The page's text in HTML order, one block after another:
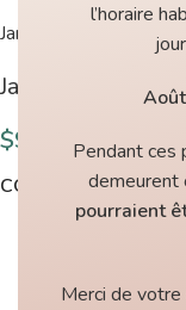
l’horaire
Août
Pendant ces
demeurent
pourraient
Merci de
Jamieson’s of Shetland
Jamieson’s
$9.00
COULEURS